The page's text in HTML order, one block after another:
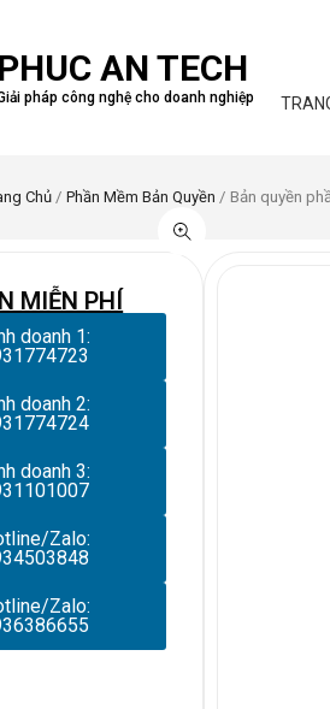
PHUC AN TECH
pháp công nghệ cho doanh nghiệp
Chủ / Phần Mềm Bản Quyền / Bản quyền
MIỄN PHÍ
doanh 1:
doanh 2:
doanh 3:
Zalo:
Zalo: